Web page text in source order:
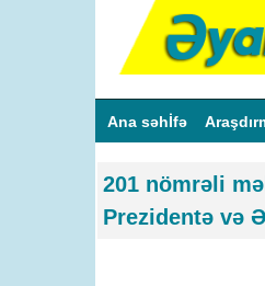
Ana səhİfə
201 nömrəli
Prezidentə və